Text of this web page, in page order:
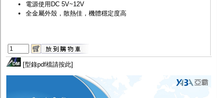
電源使用DC 5V~12V
全金屬外殼，散熱佳，機體穩定度高
[型錄pdf檔請按此]